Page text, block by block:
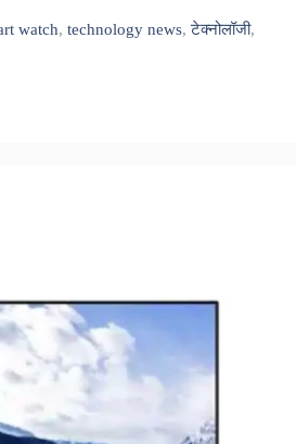
watch,technology news,टेक्नोलॉजी,